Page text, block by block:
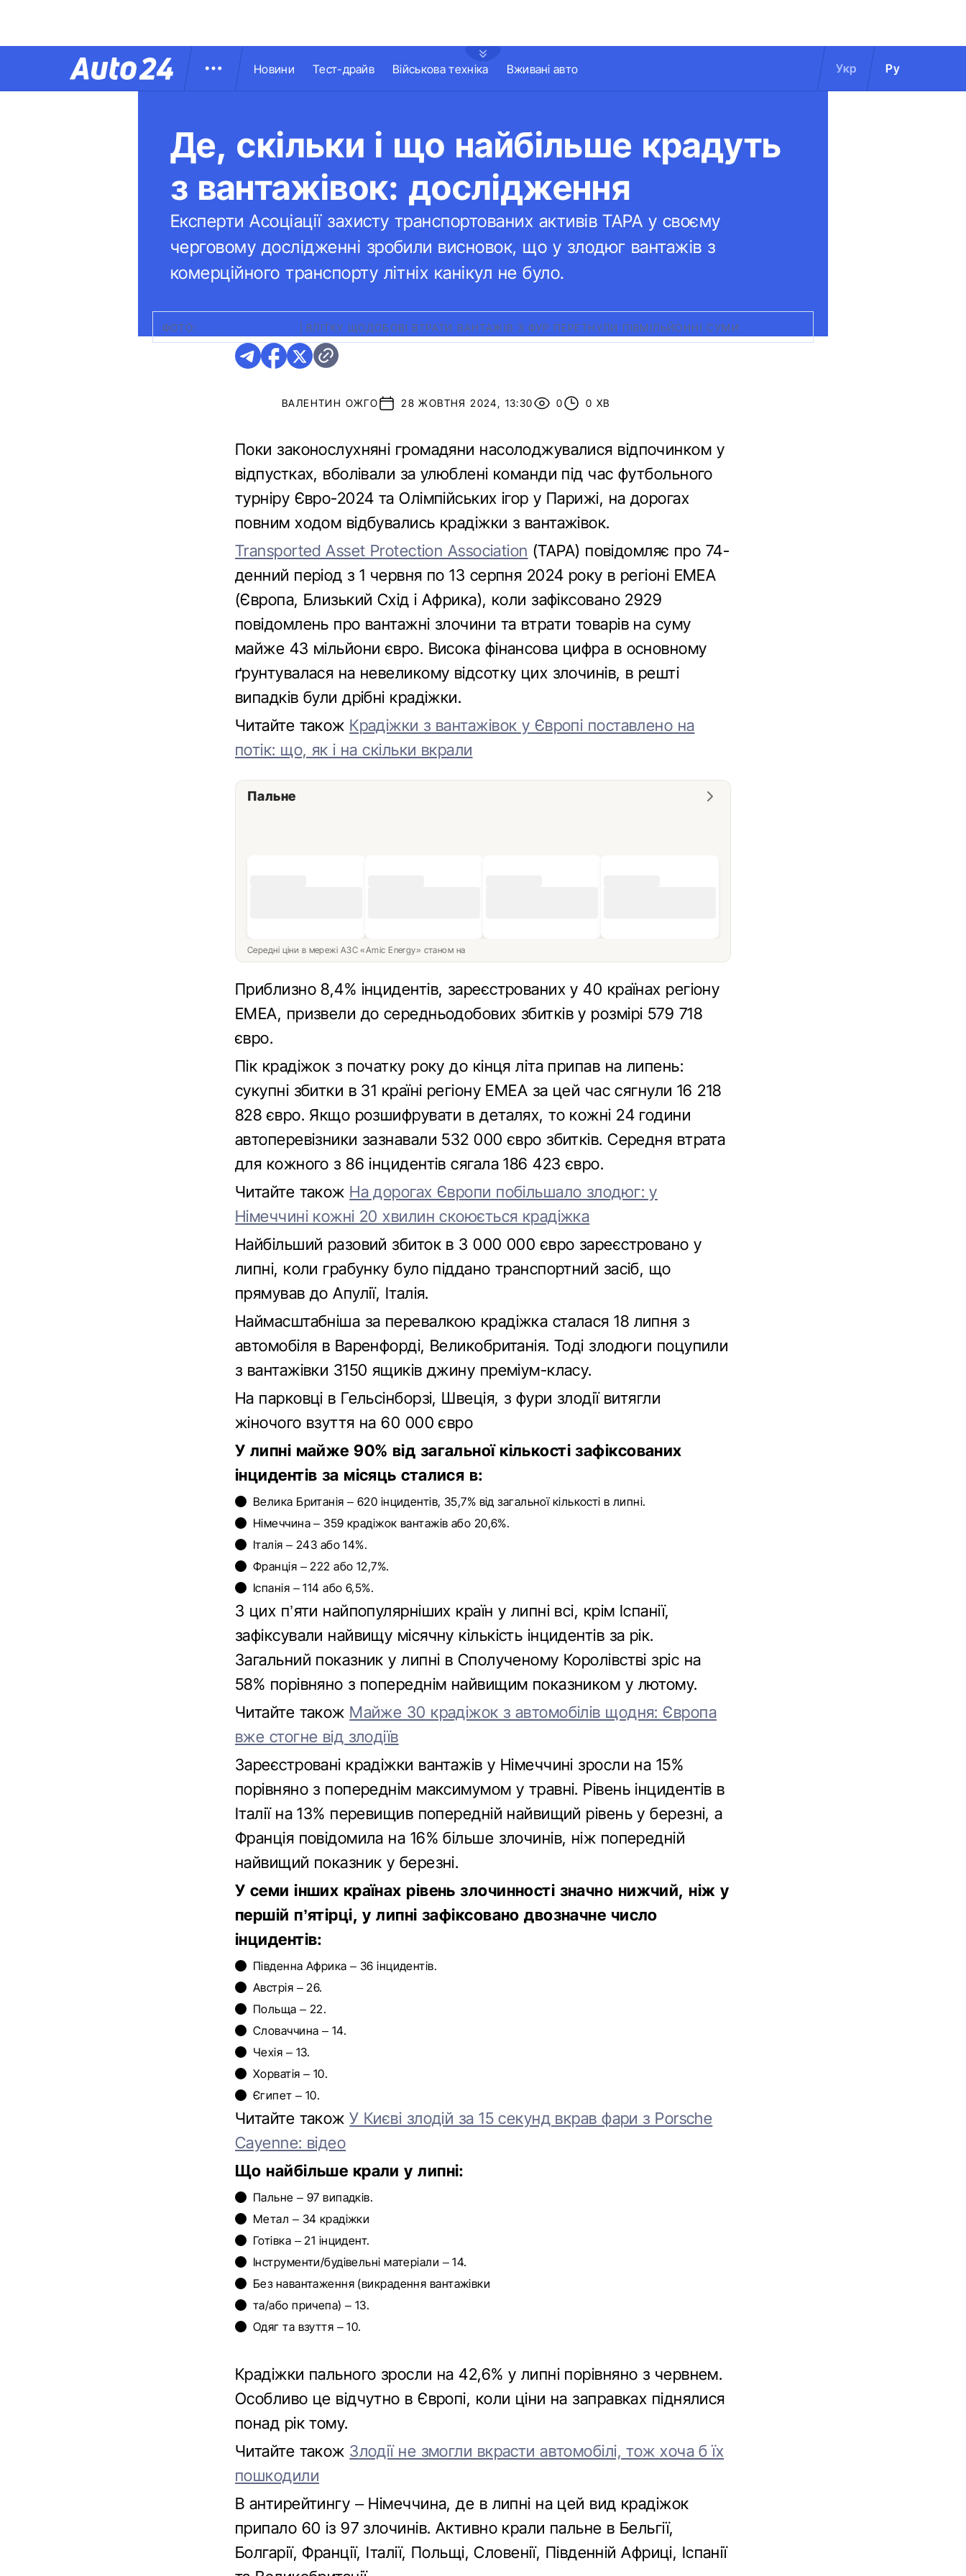
Новини Тест-драйв Військова техніка Вживані авто Укр Ру
Де, скільки і що найбільше крадуть
з вантажівок: дослідження
Експерти Асоціації захисту транспортованих активів TAPA у своєму
черговому дослідженні зробили висновок, що у злодюг вантажів з
комерційного транспорту літніх канікул не було.
ФОТО: ВЛІТКУ ЩОДОБОВІ ВТРАТИ ВАНТАЖІВ З ФУР ПЕРЕТНУЛИ ПІВМІЛЬЙОННІ СУМИ
ВАЛЕНТИН ОЖГО 28 ЖОВТНЯ 2024, 13:30 0 0 ХВ
Поки законослухняні громадяни насолоджувалися відпочинком у
відпустках, вболівали за улюблені команди під час футбольного
турніру Євро-2024 та Олімпійських ігор у Парижі, на дорогах
повним ходом відбувались крадіжки з вантажівок.
Transported Asset Protection Association (TAPA) повідомляє про 74-
денний період з 1 червня по 13 серпня 2024 року в регіоні EMEA
(Європа, Близький Схід і Африка), коли зафіксовано 2929
повідомлень про вантажні злочини та втрати товарів на суму
майже 43 мільйони євро. Висока фінансова цифра в основному
ґрунтувалася на невеликому відсотку цих злочинів, в решті
випадків були дрібні крадіжки.
Читайте також Крадіжки з вантажівок у Європі поставлено на
потік: що, як і на скільки вкрали
Пальне
Середні ціни в мережі АЗС «Amic Energy» станом на
Приблизно 8,4% інцидентів, зареєстрованих у 40 країнах регіону
EMEA, призвели до середньодобових збитків у розмірі 579 718
євро.
Пік крадіжок з початку року до кінця літа припав на липень:
сукупні збитки в 31 країні регіону EMEA за цей час сягнули 16 218
828 євро. Якщо розшифрувати в деталях, то кожні 24 години
автоперевізники зазнавали 532 000 євро збитків. Середня втрата
для кожного з 86 інцидентів сягала 186 423 євро.
Читайте також На дорогах Європи побільшало злодюг: у
Німеччині кожні 20 хвилин скоюється крадіжка
Найбільший разовий збиток в 3 000 000 євро зареєстровано у
липні, коли грабунку було піддано транспортний засіб, що
прямував до Апулії, Італія.
Наймасштабніша за перевалкою крадіжка сталася 18 липня з
автомобіля в Варенфорді, Великобританія. Тоді злодюги поцупили
з вантажівки 3150 ящиків джину преміум-класу.
На парковці в Гельсінборзі, Швеція, з фури злодії витягли
жіночого взуття на 60 000 євро
У липні майже 90% від загальної кількості зафіксованих
інцидентів за місяць сталися в:
Велика Британія – 620 інцидентів, 35,7% від загальної кількості в липні.
Німеччина – 359 крадіжок вантажів або 20,6%.
Італія – 243 або 14%.
Франція – 222 або 12,7%.
Іспанія – 114 або 6,5%.
З цих п’яти найпопулярніших країн у липні всі, крім Іспанії,
зафіксували найвищу місячну кількість інцидентів за рік.
Загальний показник у липні в Сполученому Королівстві зріс на
58% порівняно з попереднім найвищим показником у лютому.
Читайте також Майже 30 крадіжок з автомобілів щодня: Європа
вже стогне від злодіїв
Зареєстровані крадіжки вантажів у Німеччині зросли на 15%
порівняно з попереднім максимумом у травні. Рівень інцидентів в
Італії на 13% перевищив попередній найвищий рівень у березні, а
Франція повідомила на 16% більше злочинів, ніж попередній
найвищий показник у березні.
У семи інших країнах рівень злочинності значно нижчий, ніж у
першій п’ятірці, у липні зафіксовано двозначне число
інцидентів:
Південна Африка – 36 інцидентів.
Австрія – 26.
Польща – 22.
Словаччина – 14.
Чехія – 13.
Хорватія – 10.
Єгипет – 10.
Читайте такожУ Києві злодій за 15 секунд вкрав фари з Porsche
Cayenne: відео
Що найбільше крали у липні:
Пальне – 97 випадків.
Метал – 34 крадіжки
Готівка – 21 інцидент.
Інструменти/будівельні матеріали – 14.
Без навантаження (викрадення вантажівки
та/або причепа) – 13.
Одяг та взуття – 10.
Крадіжки пального зросли на 42,6% у липні порівняно з червнем.
Особливо це відчутно в Європі, коли ціни на заправках піднялися
понад рік тому.
Читайте також Злодії не змогли вкрасти автомобілі, тож хоча б їх
пошкодили
В антирейтингу – Німеччина, де в липні на цей вид крадіжок
припало 60 із 97 злочинів. Активно крали пальне в Бельгії,
Болгарії, Франції, Італії, Польщі, Словенії, Південній Африці, Іспанії